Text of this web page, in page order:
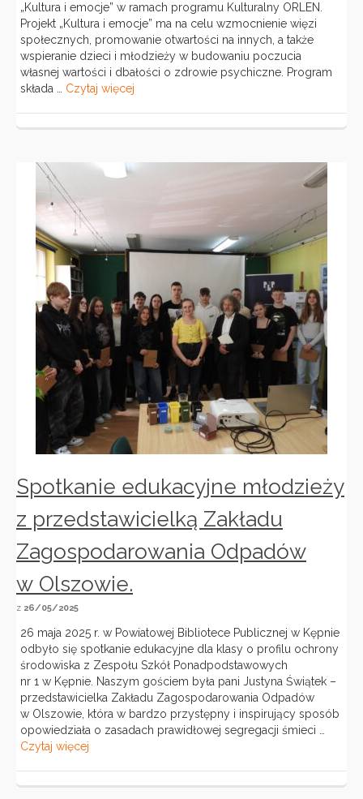
„Kultura i emocje” w ramach programu Kulturalny ORLEN.
Projekt „Kultura i emocje” ma na celu wzmocnienie więzi
społecznych, promowanie otwartości na innych, a także
wspieranie dzieci i młodzieży w budowaniu poczucia
własnej wartości i dbałości o zdrowie psychiczne. Program
składa … Czytaj więcej
Spotkanie edukacyjne młodzieży
z przedstawicielką Zakładu
Zagospodarowania Odpadów
w Olszowie.
z 26/05/2025
26 maja 2025 r. w Powiatowej Bibliotece Publicznej w Kępnie
odbyło się spotkanie edukacyjne dla klasy o profilu ochrony
środowiska z Zespołu Szkół Ponadpodstawowych
nr 1 w Kępnie. Naszym gościem była pani Justyna Świątek –
przedstawicielka Zakładu Zagospodarowania Odpadów
w Olszowie, która w bardzo przystępny i inspirujący sposób
opowiedziała o zasadach prawidłowej segregacji śmieci …
Czytaj więcej